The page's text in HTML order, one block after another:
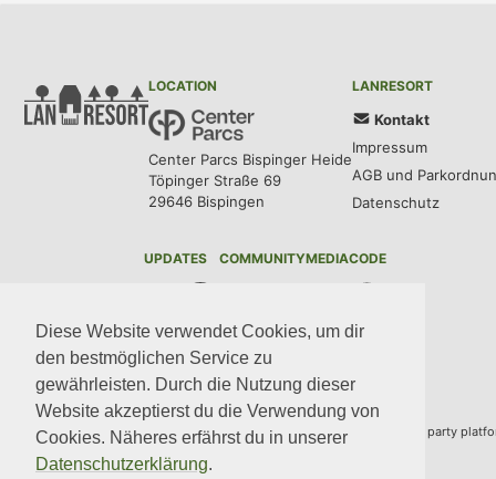
Diese Website verwendet Cookies, um dir
den bestmöglichen Service zu
gewährleisten. Durch die Nutzung dieser
Website akzeptierst du die Verwendung von
Cookies. Näheres erfährst du in unserer
Datenschutzerklärung.
LOCATION
Center Parcs Bispinger Heide
Töpinger Straße 69
29646 Bispingen
LANRESORT
Kontakt
Impressum
AGB und
Datenschutz
UPDATES COMMUNITYMEDIACODE
Copyright © 2014–2024 Team LANresort · Built withBYCEPS – a LAN party